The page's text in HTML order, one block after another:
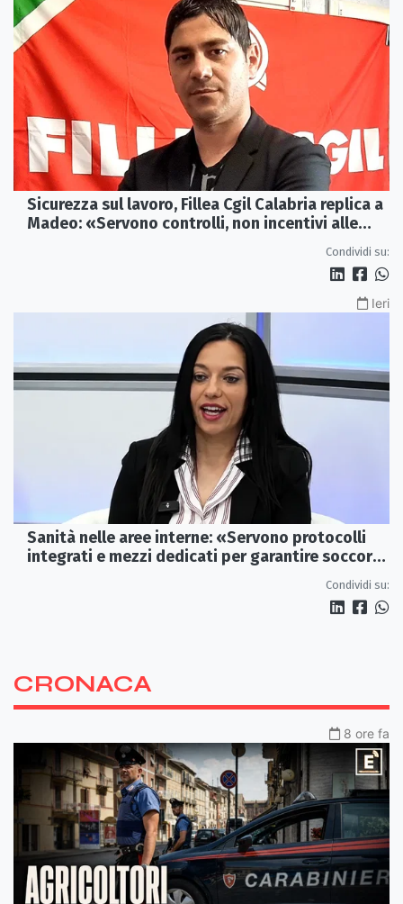
Sicurezza sul lavoro, Fillea Cgil Calabria replica a
Madeo: «Servono controlli, non incentivi alle
Condividi su:
Ieri
Sanità nelle aree interne: «Servono protocolli
integrati e mezzi dedicati per garantire soccorsi
Condividi su:
CRONACA
8 ore fa